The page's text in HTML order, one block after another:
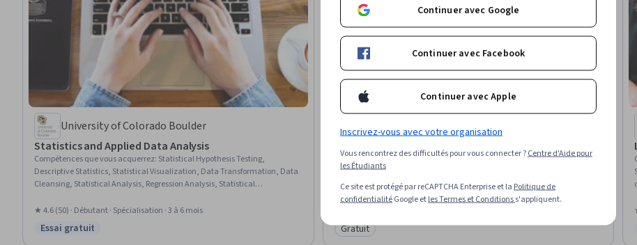
University of Colorado Boulder
Statistics and Applied Data Analysis
Compétences que vous acquerrez: Statistical Hypothesis Testing,
Descriptive Statistics, Statistical Visualization, Data Transformation, Data
Cleansing, Statistical Analysis, Regression Analysis, Statistical
(Statistics), Box Plots, Histogram, R Programming, Statistical Methods,
Statistical Software, Microsoft Excel, Statistics, Data Analysis
★ 4.6 (50) · Débutant · Spécialisation · 3 à 6 mois
Statut : Essai gratuit
Essai gratuit
Goldman Sachs
Les fondamentaux du financement, avec Goldman
Sachs 10 000 femmes
Compétences que vous acquerrez
financière, Prêts, Rédaction de subventions, Sens financier, Élaboration de
la proposition, Demandes de subvention, Planification financière, Fusions
fonds, Stratégie commerciale, Stratégies de croissance, Communication
avec les parties prenantes
Catégorie : Gratuit
Gratuit
Continuer avec Google
Continuer avec Facebook
Continuer avec Apple
Inscrivez-vous avec votre organisation
Vous rencontrez des difficultés pour vous connecter ?Centre d'Aide pour
les Étudiants
Ce site est protégé par reCAPTCHA Enterprise et laPolitique de
confidentialitéGoogle etles Termes et Conditionss'appliquent.